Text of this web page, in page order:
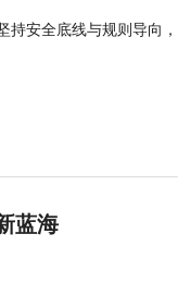
持安全底线与规则导向
蓝海